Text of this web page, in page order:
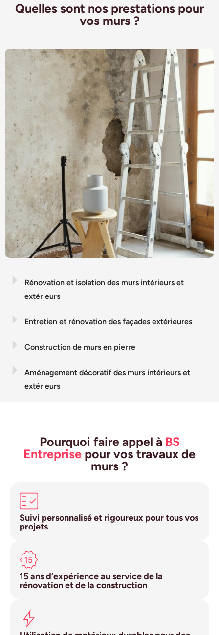
Quelles sont nos prestations pour
vos murs ?
Rénovation et isolation des murs intérieurs et
extérieurs
Entretien et rénovation des façades extérieures
Construction de murs en pierre
Aménagement décoratif des murs intérieurs et
extérieurs
Pourquoi faire appel à BS
Entreprise pour vos travaux de
murs ?
Suivi personnalisé et rigoureux pour tous vos
projets
15 ans d’expérience au service de la
rénovation et de la construction